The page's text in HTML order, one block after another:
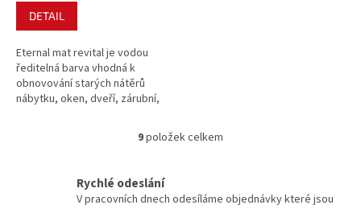
DETAIL
Eternal mat revital je vodou
ředitelná barva vhodná k
obnovování starých nátěrů
nábytku, oken, dveří, zárubní,
laviček, konstrukcí dětských
O
d
9položek celkem
Rychlé odeslání
V pracovních dnech odesíláme objednávky které jsou